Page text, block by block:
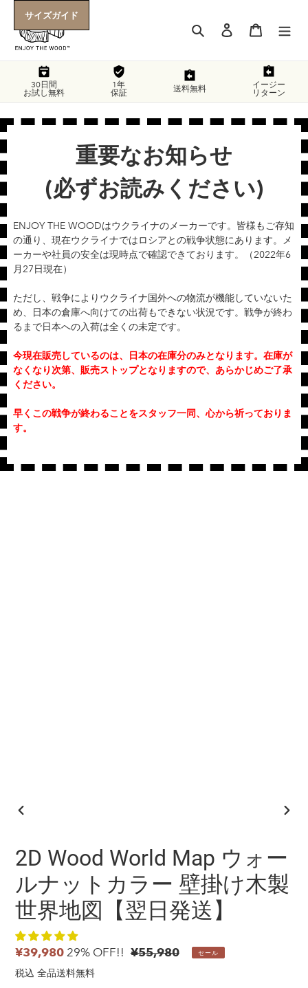
ッ
プ
す
る
検索 ログインカート
30日間
お試し無料
1年
保証
送料無料
イージー
リターン
重要なお知らせ
(必ずお読みください)
ENJOY THE WOODはウクライナのメーカーです。皆様もご存知
の通り、現在ウクライナではロシアとの戦争状態にあります。メ
ーカーや社員の安全は現時点で確認できております。（2022年6
月27日現在）
ただし、戦争によりウクライナ国外への物流が機能していないた
め、日本の倉庫へ向けての出荷もできない状況です。戦争が終わ
るまで日本への入荷は全くの未定です。
今現在販売しているのは、日本の在庫分のみとなります。在庫が
なくなり次第、販売ストップとなりますので、あらかじめご了承
ください。
早くこの戦争が終わることをスタッフ一同、心から祈っておりま
す。
ス
ラ
イ
ド
ラ
イ
ド
2D Wood World Map ウォー
ルナットカラー 壁掛け木製
世界地図【翌日発送】
販
売
¥39,98029% OFF!! 通
¥55,980 セール
税込 全品送料無料
サイズガイド